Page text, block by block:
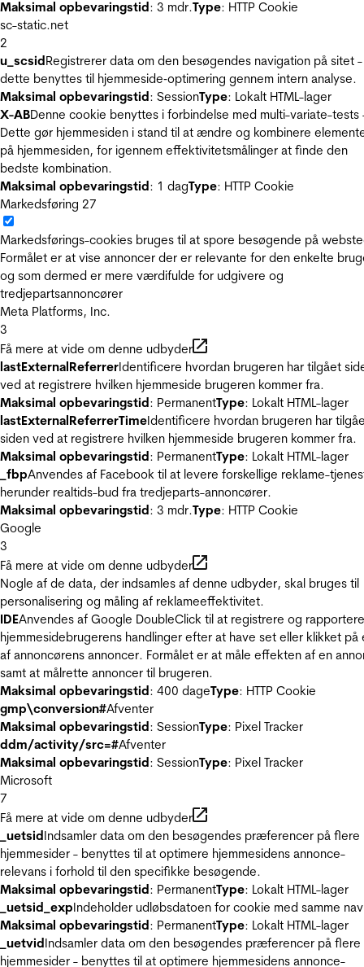
Maksimal opbevaringstid: 3 mdr.Type: HTTP Cookie
sc-static.net
2
u_scsidRegistrerer data om den besøgendes navigation på sitet -
dette benyttes til hjemmeside‐optimering gennem intern analyse.
Maksimal opbevaringstid: SessionType: Lokalt HTML-lager
X-ABDenne cookie benyttes i forbindelse med multi-variate-tests
Dette gør hjemmesiden i stand til at ændre og kombinere
på hjemmesiden, for igennem effektivitetsmålinger at finde den
bedste kombination.
Maksimal opbevaringstid: 1 dagType: HTTP Cookie
Markedsføring 27
Markedsførings-cookies bruges til at spore besøgende på
Formålet er at vise annoncer der er relevante for den enkelte
og som dermed er mere værdifulde for udgivere og
tredjepartsannoncører
Meta Platforms, Inc.
3
Få mere at vide om denne udbyder
lastExternalReferrerIdentificere hvordan brugeren har tilgået
ved at registrere hvilken hjemmeside brugeren kommer fra.
Maksimal opbevaringstid: PermanentType: Lokalt HTML-lager
lastExternalReferrerTimeIdentificere hvordan brugeren har
siden ved at registrere hvilken hjemmeside brugeren kommer fra.
Maksimal opbevaringstid: PermanentType: Lokalt HTML-lager
_fbpAnvendes af Facebook til at levere forskellige reklame-
herunder realtids-bud fra tredjeparts-annoncører.
Maksimal opbevaringstid: 3 mdr.Type: HTTP Cookie
Google
3
Få mere at vide om denne udbyder
Nogle af de data, der indsamles af denne udbyder, skal bruges til
personalisering og måling af reklameeffektivitet.
IDEAnvendes af Google DoubleClick til at registrere og
hjemmesidebrugerens handlinger efter at have set eller klikket på
af annoncørens annoncer. Formålet er at måle effekten af en
samt at målrette annoncer til brugeren.
Maksimal opbevaringstid: 400 dageType: HTTP Cookie
gmp\conversion#Afventer
Maksimal opbevaringstid: SessionType: Pixel Tracker
ddm/activity/src=#Afventer
Maksimal opbevaringstid: SessionType: Pixel Tracker
Microsoft
7
Få mere at vide om denne udbyder
_uetsidIndsamler data om den besøgendes præferencer på flere
hjemmesider - benyttes til at optimere hjemmesidens annonce-
relevans i forhold til den specifikke besøgende.
Maksimal opbevaringstid: PermanentType: Lokalt HTML-lager
_uetsid_expIndeholder udløbsdatoen for cookie med samme
Maksimal opbevaringstid: PermanentType: Lokalt HTML-lager
_uetvidIndsamler data om den besøgendes præferencer på flere
hjemmesider - benyttes til at optimere hjemmesidens annonce-